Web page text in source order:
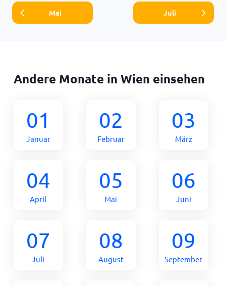
Mai Juli
Andere Monate in Wien einsehen
01
Januar
02
Februar
03
März
04
April
05
Mai
06
Juni
07
Juli
08
August
09
September